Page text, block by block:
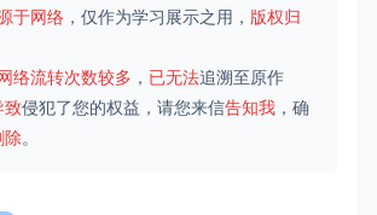
于网络 ，仅作为学习展示之用， 版权归
络流转次数较多 ， 已无法追溯至原作
致侵犯了您的权益，请您来信告知我 ，确
除。